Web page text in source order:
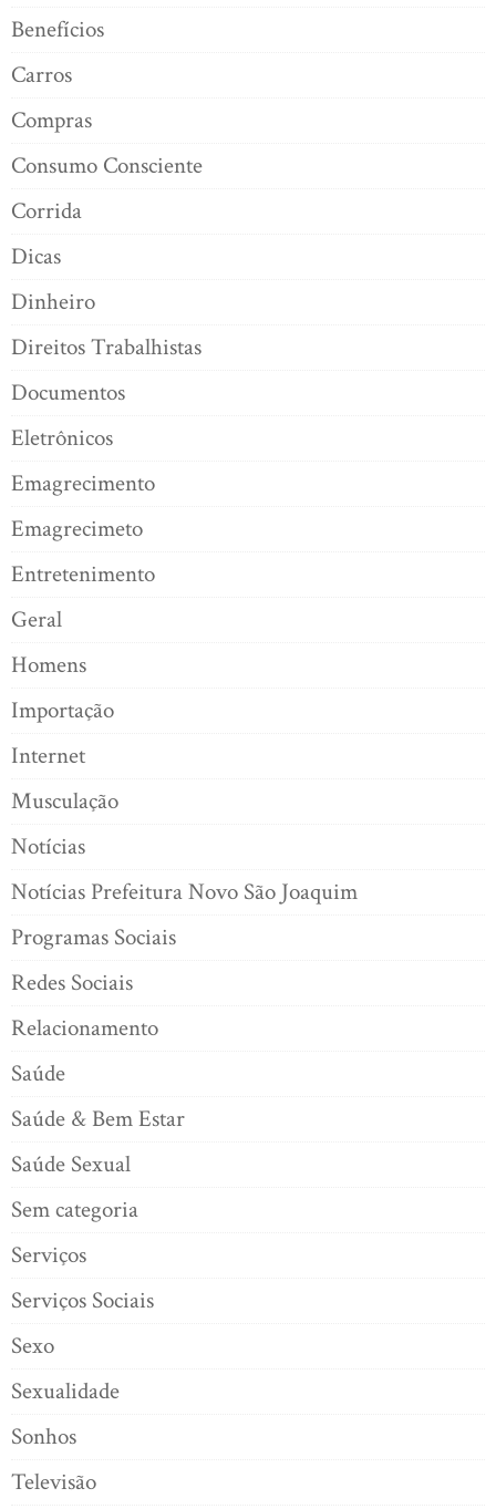
Benefícios
Carros
Compras
Consumo Consciente
Corrida
Dicas
Dinheiro
Direitos Trabalhistas
Documentos
Eletrônicos
Emagrecimento
Emagrecimeto
Entretenimento
Geral
Homens
Importação
Internet
Musculação
Notícias
Notícias Prefeitura Novo São Joaquim
Programas Sociais
Redes Sociais
Relacionamento
Saúde
Saúde & Bem Estar
Saúde Sexual
Sem categoria
Serviços
Serviços Sociais
Sexo
Sexualidade
Sonhos
Televisão